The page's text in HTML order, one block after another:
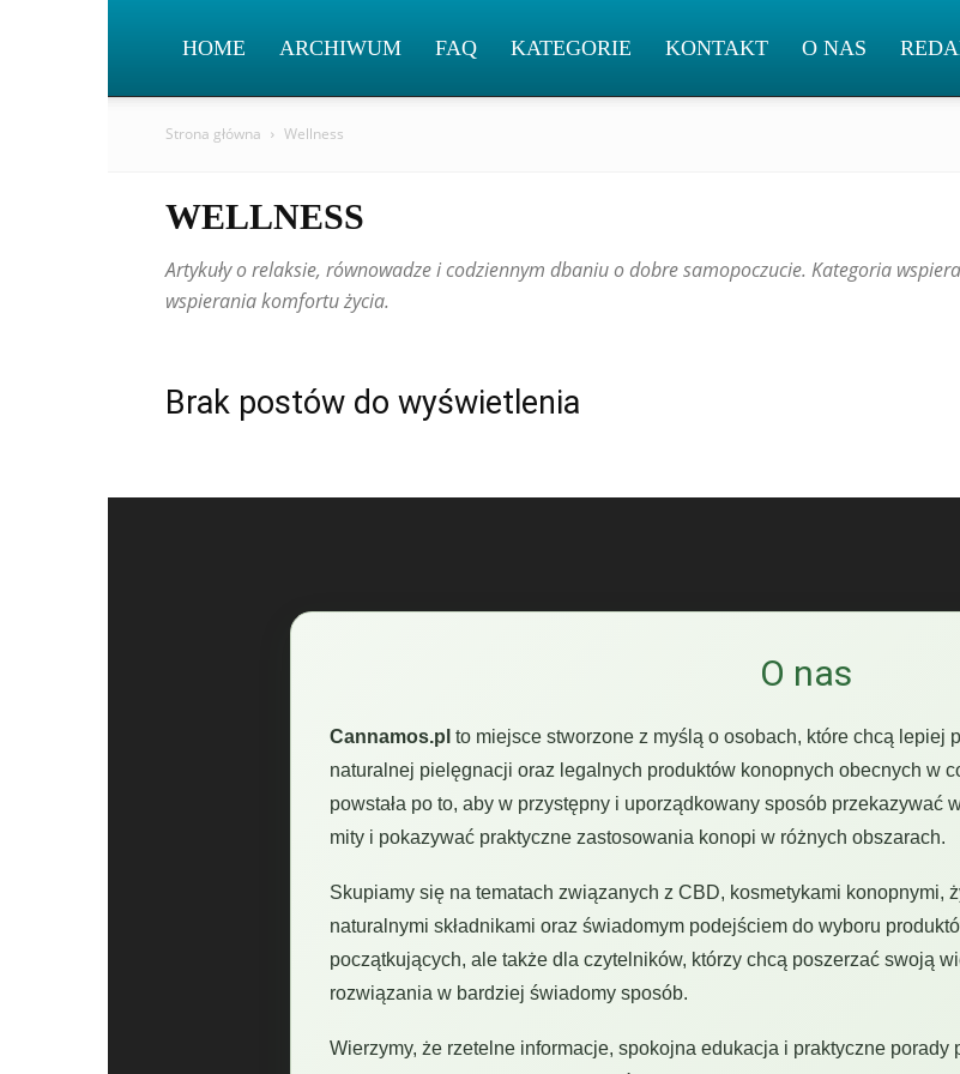
HOME ARCHIWUM FAQ KATEGORIE KONTAKT O NAS
Strona główna Wellness
WELLNESS
Artykuły o relaksie, równowadze i codziennym dbaniu o dobre samopoczucie. Kategoria
wspierania komfortu życia.
Brak postów do wyświetlenia
O nas
Cannamos.pl to miejsce stworzone z myślą o osobach, które chcą lepiej
naturalnej pielęgnacji oraz legalnych produktów konopnych obecnych w
powstała po to, aby w przystępny i uporządkowany sposób przekazywać
mity i pokazywać praktyczne zastosowania konopi w różnych obszarach.
Skupiamy się na tematach związanych z CBD, kosmetykami konopnymi,
naturalnymi składnikami oraz świadomym podejściem do wyboru
początkujących, ale także dla czytelników, którzy chcą poszerzać swoją
rozwiązania w bardziej świadomy sposób.
Wierzymy, że rzetelne informacje, spokojna edukacja i praktyczne